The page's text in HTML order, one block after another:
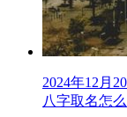
2024年12月
八字取名怎